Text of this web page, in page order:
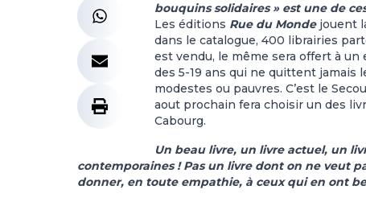
bouquins solidaires » est une de
Les éditions Rue du Mondejouent
dans le catalogue, 400 librairies
est vendu, le même sera offert à
des 5-19 ans qui ne quittent jamais
modestes ou pauvres. C’est le
aout prochain fera choisir un des
Cabourg.
Un beau livre, un livre actuel, un
contemporaines ! Pas un livre dont on ne veut
donner, en toute empathie, à ceux qui en ont